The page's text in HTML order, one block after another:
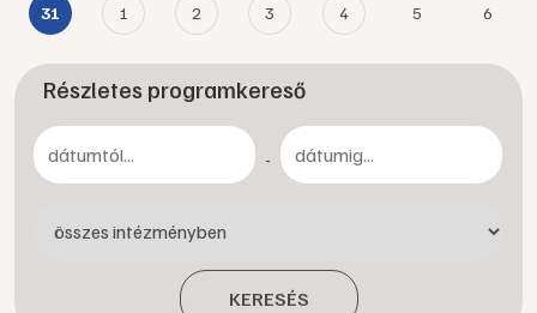
31 1 2 3 4 5 6
Részletes programkereső
-
KERESÉS